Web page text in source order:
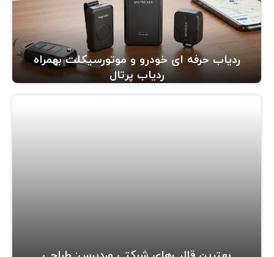
ردیاب حرفه ای خودرو و موتورسیکلت بهمراه
ردیاب پرتال